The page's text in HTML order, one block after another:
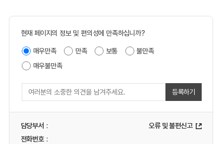
현재 페이지의 정보 및 편의성에 만족하십니까?
매우만족 만족 보통
불만족
매우불만족
등록하기
담당부서 :
전화번호:
오류 및 불편신고